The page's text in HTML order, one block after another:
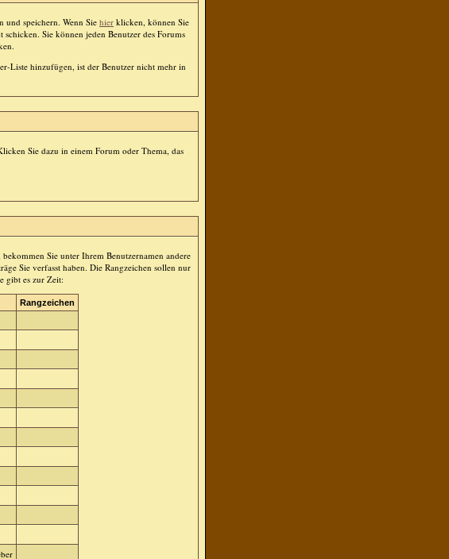
und speichern. Wenn Sie hier klicken, können Sie
Sie können jeden Benutzer des Forums
Liste hinzufügen, ist der Benutzer nicht mehr in
Sie dazu in einem Forum oder Thema, das
Sie unter Ihrem Benutzernamen andere
Sie verfasst haben. Die Rangzeichen sollen nur
gibt es zur Zeit:
Rangzeichen